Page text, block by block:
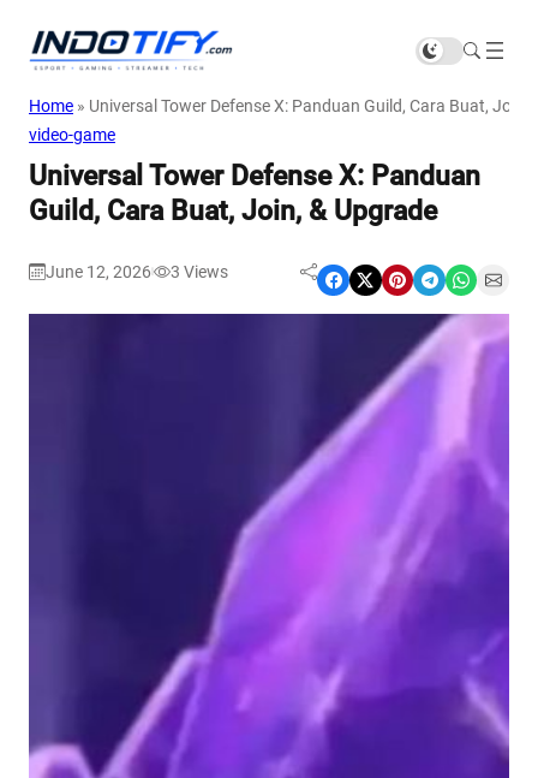
Home » Universal Tower Defense X: Panduan Guild, Cara Buat, Join,
video-game
Universal Tower Defense X: Panduan
Guild, Cara Buat, Join, & Upgrade
June 12, 2026 3 Views Share on Facebook Share on X Share on Pinterest Share on Telegram Share on WhatsApp Share on Email